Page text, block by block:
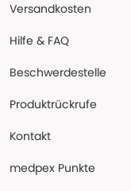
Versandkosten
Hilfe & FAQ
Beschwerdestelle
Produktrückrufe
Kontakt
medpex Punkte